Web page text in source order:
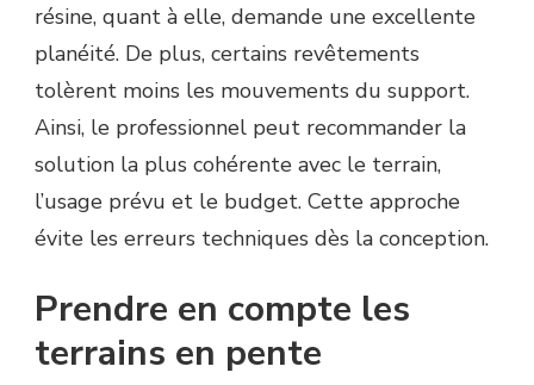
résine, quant à elle, demande une excellente
planéité. De plus, certains revêtements
tolèrent moins les mouvements du support.
Ainsi, le professionnel peut recommander la
solution la plus cohérente avec le terrain,
l’usage prévu et le budget. Cette approche
évite les erreurs techniques dès la conception.
Prendre en compte les
terrains en pente